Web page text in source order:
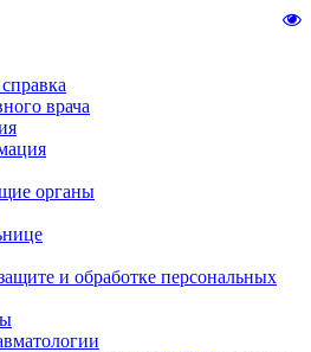
врача
органы
и обработке персональных